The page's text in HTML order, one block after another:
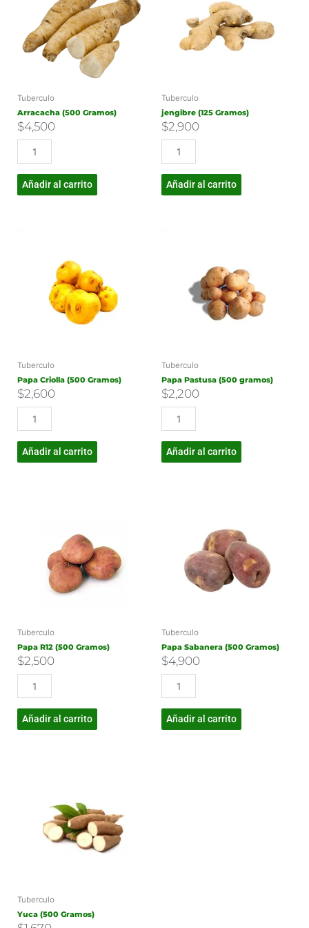
Tuberculo
Arracacha (500 Gramos)
$4,500
Añadir al carrito
Tuberculo
jengibre (125 Gramos)
$2,900
Añadir al carrito
Tuberculo
Papa Criolla (500 Gramos)
$2,600
Añadir al carrito
Tuberculo
Papa Pastusa (500 gramos)
$2,200
Añadir al carrito
Tuberculo
Papa R12 (500 Gramos)
$2,500
Añadir al carrito
Tuberculo
Papa Sabanera (500 Gramos)
$4,900
Añadir al carrito
Tuberculo
Yuca (500 Gramos)